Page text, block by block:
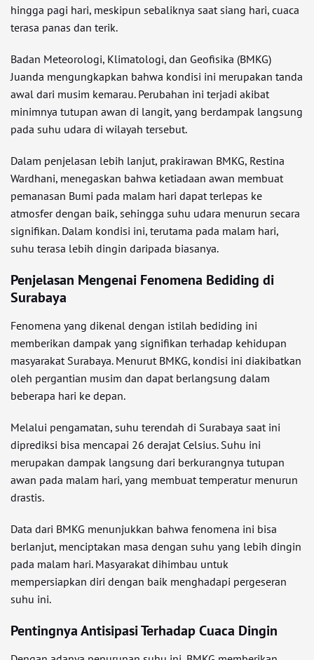
hingga pagi hari, meskipun sebaliknya saat siang hari, cuaca
terasa panas dan terik.
Badan Meteorologi, Klimatologi, dan Geofisika (BMKG)
Juanda mengungkapkan bahwa kondisi ini merupakan tanda
awal dari musim kemarau. Perubahan ini terjadi akibat
minimnya tutupan awan di langit, yang berdampak langsung
pada suhu udara di wilayah tersebut.
Dalam penjelasan lebih lanjut, prakirawan BMKG, Restina
Wardhani, menegaskan bahwa ketiadaan awan membuat
pemanasan Bumi pada malam hari dapat terlepas ke
atmosfer dengan baik, sehingga suhu udara menurun secara
signifikan. Dalam kondisi ini, terutama pada malam hari,
suhu terasa lebih dingin daripada biasanya.
Penjelasan Mengenai Fenomena Bediding di
Surabaya
Fenomena yang dikenal dengan istilah bediding ini
memberikan dampak yang signifikan terhadap kehidupan
masyarakat Surabaya. Menurut BMKG, kondisi ini diakibatkan
oleh pergantian musim dan dapat berlangsung dalam
beberapa hari ke depan.
Melalui pengamatan, suhu terendah di Surabaya saat ini
diprediksi bisa mencapai 26 derajat Celsius. Suhu ini
merupakan dampak langsung dari berkurangnya tutupan
awan pada malam hari, yang membuat temperatur menurun
drastis.
Data dari BMKG menunjukkan bahwa fenomena ini bisa
berlanjut, menciptakan masa dengan suhu yang lebih dingin
pada malam hari. Masyarakat dihimbau untuk
mempersiapkan diri dengan baik menghadapi pergeseran
suhu ini.
Pentingnya Antisipasi Terhadap Cuaca Dingin